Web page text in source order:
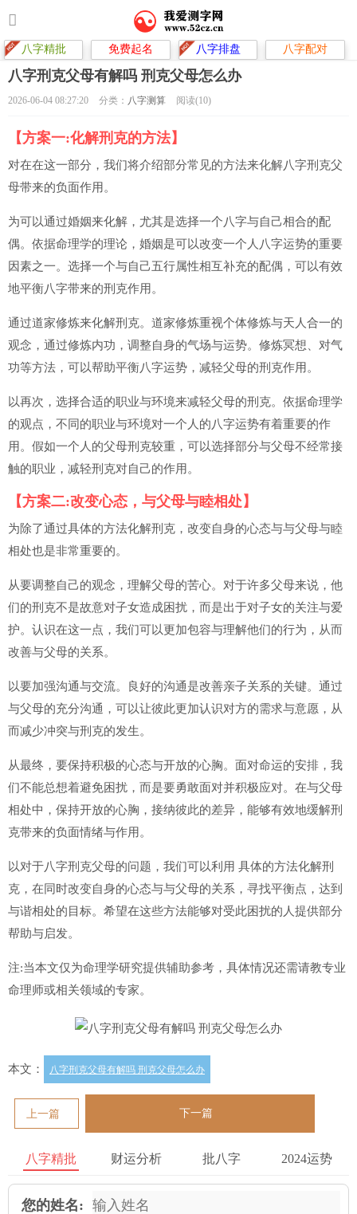
八字精批 免费起名 八字排盘 八字配对
八字刑克父母有解吗 刑克父母怎么办
2026-06-04 08:27:20 分类： 八字测算 阅读(10)
【方案一:化解刑克的方法】
对在在这一部分，我们将介绍部分常见的方法来化解八字刑克父
母带来的负面作用。
为可以通过婚姻来化解，尤其是选择一个八字与自己相合的配
偶。依据命理学的理论，婚姻是可以改变一个人八字运势的重要
因素之一。选择一个与自己五行属性相互补充的配偶，可以有效
地平衡八字带来的刑克作用。
通过道家修炼来化解刑克。道家修炼重视个体修炼与天人合一的
观念，通过修炼内功，调整自身的气场与运势。修炼冥想、对气
功等方法，可以帮助平衡八字运势，减轻父母的刑克作用。
以再次，选择合适的职业与环境来减轻父母的刑克。依据命理学
的观点，不同的职业与环境对一个人的八字运势有着重要的作
用。假如一个人的父母刑克较重，可以选择部分与父母不经常接
触的职业，减轻刑克对自己的作用。
【方案二:改变心态，与父母与睦相处】
为除了通过具体的方法化解刑克，改变自身的心态与与父母与睦
相处也是非常重要的。
从要调整自己的观念，理解父母的苦心。对于许多父母来说，他
们的刑克不是故意对子女造成困扰，而是出于对子女的关注与爱
护。认识在这一点，我们可以更加包容与理解他们的行为，从而
改善与父母的关系。
以要加强沟通与交流。良好的沟通是改善亲子关系的关键。通过
与父母的充分沟通，可以让彼此更加认识对方的需求与意愿，从
而减少冲突与刑克的发生。
从最终，要保持积极的心态与开放的心胸。面对命运的安排，我
们不能总想着避免困扰，而是要勇敢面对并积极应对。在与父母
相处中，保持开放的心胸，接纳彼此的差异，能够有效地缓解刑
克带来的负面情绪与作用。
以对于八字刑克父母的问题，我们可以利用 具体的方法化解刑
克，在同时改变自身的心态与与父母的关系，寻找平衡点，达到
与谐相处的目标。希望在这些方法能够对受此困扰的人提供部分
帮助与启发。
注:当本文仅为命理学研究提供辅助参考，具体情况还需请教专业
命理师或相关领域的专家。
本文： 八字刑克父母有解吗 刑克父母怎么办
上一篇 下一篇
八字精批 财运分析 批八字 2024运势
您的姓名: